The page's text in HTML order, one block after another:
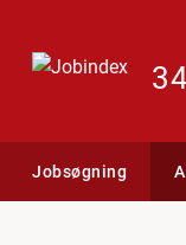
Jobsøgning